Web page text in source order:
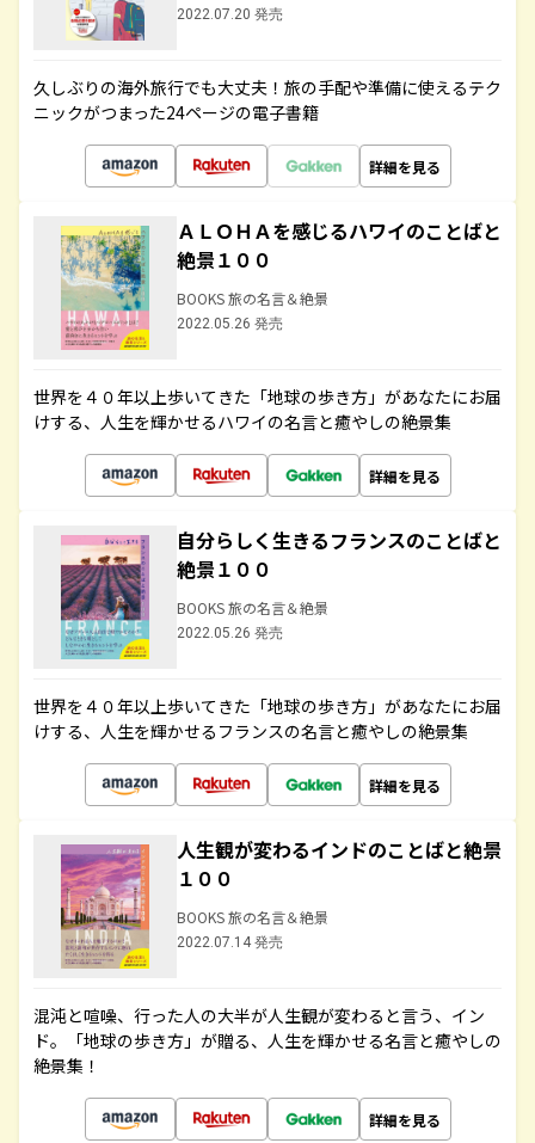
2022.07.20 発売
久しぶりの海外旅行でも大丈夫！旅の手配や準備に使えるテク
ニックがつまった24ページの電子書籍
詳細を見る
ＡＬＯＨＡを感じるハワイのことばと
絶景１００
BOOKS 旅の名言＆絶景
2022.05.26 発売
世界を４０年以上歩いてきた「地球の歩き方」があなたにお届
けする、人生を輝かせるハワイの名言と癒やしの絶景集
詳細を見る
自分らしく生きるフランスのことばと
絶景１００
BOOKS 旅の名言＆絶景
2022.05.26 発売
世界を４０年以上歩いてきた「地球の歩き方」があなたにお届
けする、人生を輝かせるフランスの名言と癒やしの絶景集
詳細を見る
人生観が変わるインドのことばと絶景
１００
BOOKS 旅の名言＆絶景
2022.07.14 発売
混沌と喧噪、行った人の大半が人生観が変わると言う、イン
ド。「地球の歩き方」が贈る、人生を輝かせる名言と癒やしの
絶景集！
詳細を見る